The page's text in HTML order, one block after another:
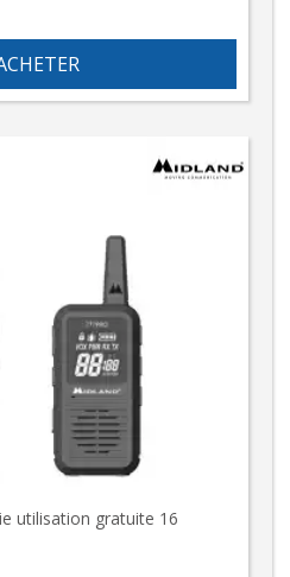
utilisation gratuite 16